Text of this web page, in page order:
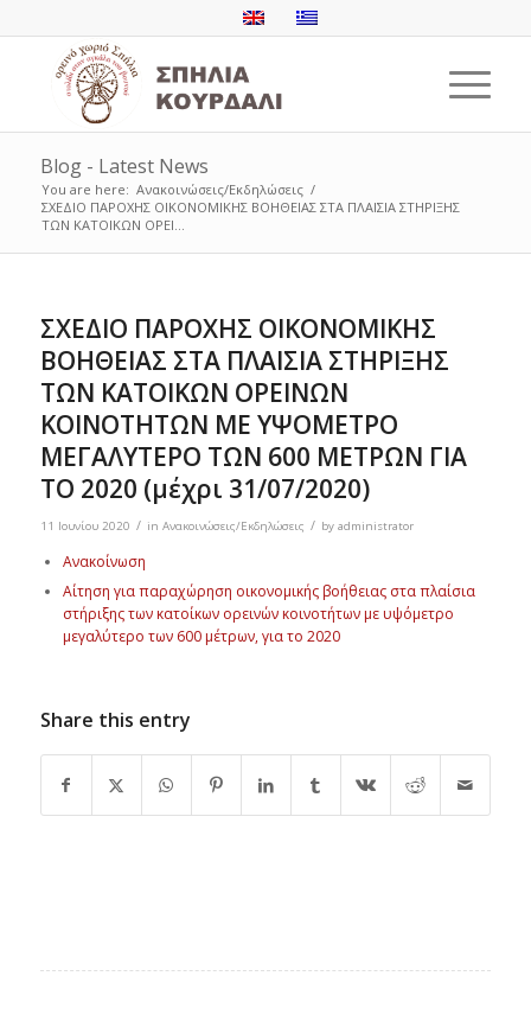
Blog - Latest News
You are here: Ανακοινώσεις/Εκδηλώσεις /
ΣΧΕΔΙΟ ΠΑΡΟΧΗΣ ΟΙΚΟΝΟΜΙΚΗΣ ΒΟΗΘΕΙΑΣ ΣΤΑ ΠΛΑΙΣΙΑ ΣΤΗΡΙΞΗΣ
ΤΩΝ ΚΑΤΟΙΚΩΝ ΟΡΕΙ...
ΣΧΕΔΙΟ ΠΑΡΟΧΗΣ ΟΙΚΟΝΟΜΙΚΗΣ
ΒΟΗΘΕΙΑΣ ΣΤΑ ΠΛΑΙΣΙΑ ΣΤΗΡΙΞΗΣ
ΤΩΝ ΚΑΤΟΙΚΩΝ ΟΡΕΙΝΩΝ
ΚΟΙΝΟΤΗΤΩΝ ΜΕ ΥΨΟΜΕΤΡΟ
ΜΕΓΑΛΥΤΕΡΟ ΤΩΝ 600 ΜΕΤΡΩΝ ΓΙΑ
ΤΟ 2020 (μέχρι 31/07/2020)
11 Ιουνίου 2020 / in Ανακοινώσεις/Εκδηλώσεις / by administrator
Ανακοίνωση
Αίτηση για παραχώρηση οικονομικής βοήθειας στα πλαίσια
στήριξης των κατοίκων ορεινών κοινοτήτων με υψόμετρο
μεγαλύτερο των 600 μέτρων, για το 2020
Share this entry